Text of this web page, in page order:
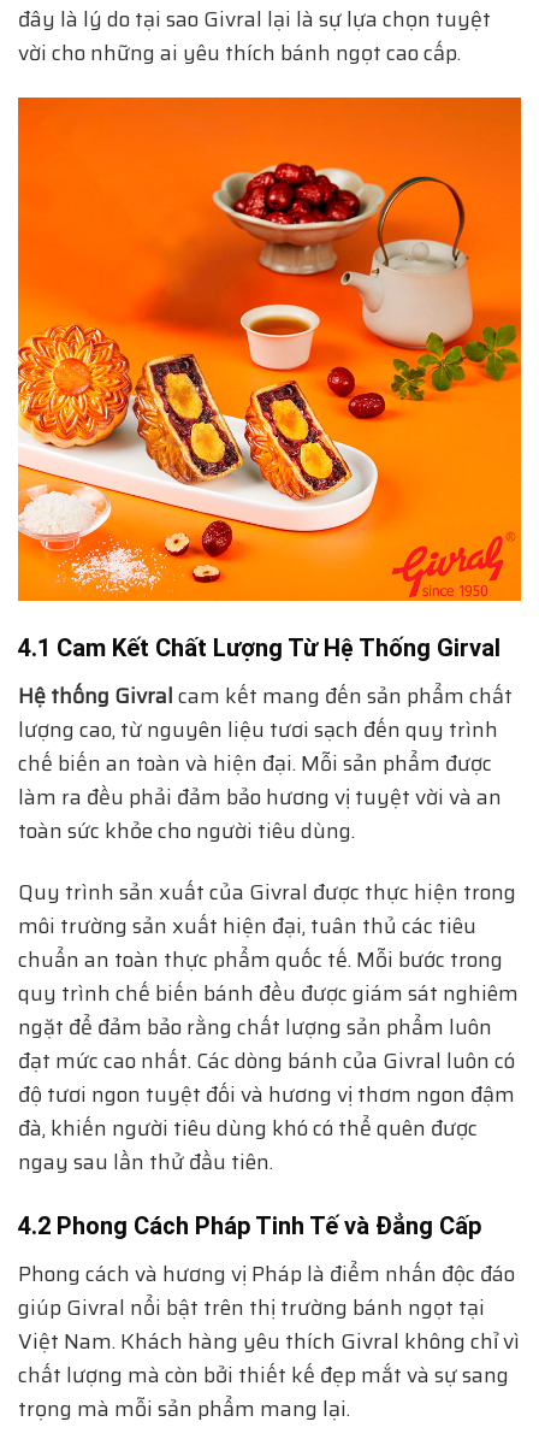
đây là lý do tại sao Givral lại là sự lựa chọn tuyệt
vời cho những ai yêu thích bánh ngọt cao cấp.
4.1 Cam Kết Chất Lượng Từ Hệ Thống Girval
Hệ thống Givralcam kết mang đến sản phẩm chất
lượng cao, từ nguyên liệu tươi sạch đến quy trình
chế biến an toàn và hiện đại. Mỗi sản phẩm được
làm ra đều phải đảm bảo hương vị tuyệt vời và an
toàn sức khỏe cho người tiêu dùng.
Quy trình sản xuất của Givral được thực hiện trong
môi trường sản xuất hiện đại, tuân thủ các tiêu
chuẩn an toàn thực phẩm quốc tế. Mỗi bước trong
quy trình chế biến bánh đều được giám sát nghiêm
ngặt để đảm bảo rằng chất lượng sản phẩm luôn
đạt mức cao nhất. Các dòng bánh của Givral luôn có
độ tươi ngon tuyệt đối và hương vị thơm ngon đậm
đà, khiến người tiêu dùng khó có thể quên được
ngay sau lần thử đầu tiên.
4.2 Phong Cách Pháp Tinh Tế và Đẳng Cấp
Phong cách và hương vị Pháp là điểm nhấn độc đáo
giúp Givral nổi bật trên thị trường bánh ngọt tại
Việt Nam. Khách hàng yêu thích Givral không chỉ vì
chất lượng mà còn bởi thiết kế đẹp mắt và sự sang
trọng mà mỗi sản phẩm mang lại.